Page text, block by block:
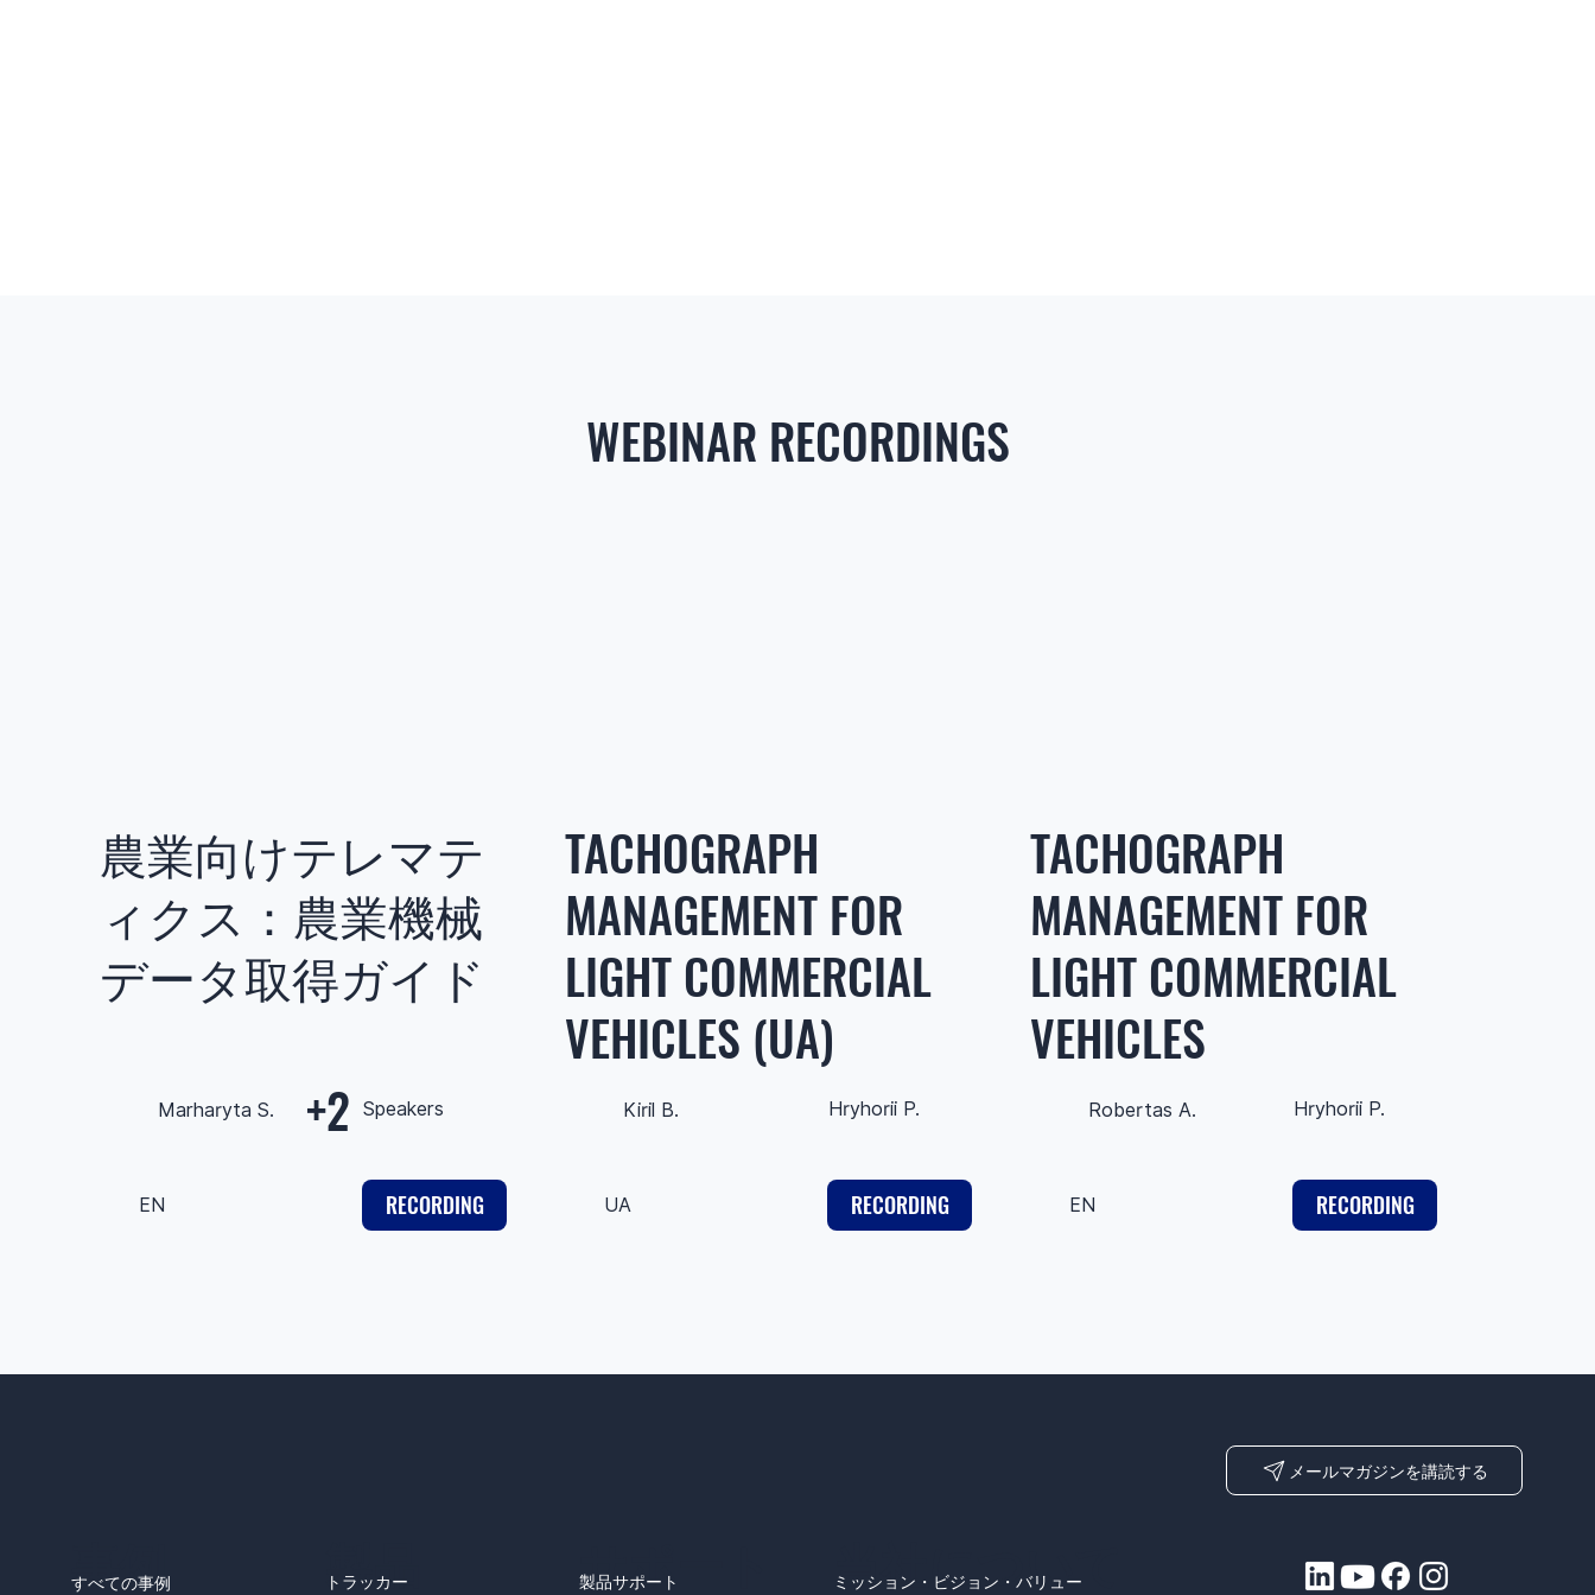
WEBINAR RECORDINGS
農業向けテレマテ
ィクス：農業機械
データ取得ガイド
Marharyta S. +2 Speakers
EN RECORDING
TACHOGRAPH
MANAGEMENT FOR
LIGHT COMMERCIAL
VEHICLES (UA)
Kiril B. Hryhorii P.
UA RECORDING
TACHOGRAPH
MANAGEMENT FOR
LIGHT COMMERCIAL
VEHICLES
Robertas A. Hryhorii P.
EN RECORDING
事例
すべての事例
製品
トラッカー
サポート
製品サポート
​当社について
ミッション・ビジョン・バリュー
メールマガジンを講読する